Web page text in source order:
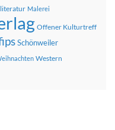
literatur Malerei
Offener Kulturtreff
Schönweiler
Western